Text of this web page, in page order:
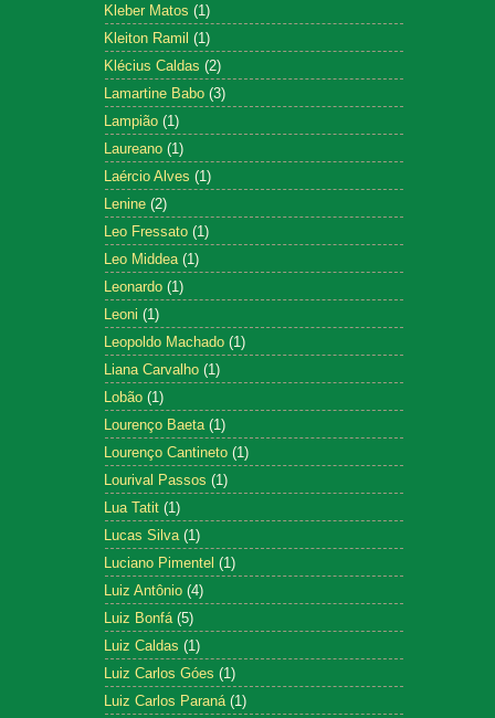
Kleber Matos (1)
Kleiton Ramil (1)
Klécius Caldas (2)
Lamartine Babo (3)
Lampião (1)
Laureano (1)
Laércio Alves (1)
Lenine (2)
Leo Fressato (1)
Leo Middea (1)
Leonardo (1)
Leoni (1)
Leopoldo Machado (1)
Liana Carvalho (1)
Lobão (1)
Lourenço Baeta (1)
Lourenço Cantineto (1)
Lourival Passos (1)
Lua Tatit (1)
Lucas Silva (1)
Luciano Pimentel (1)
Luiz Antônio (4)
Luiz Bonfá (5)
Luiz Caldas (1)
Luiz Carlos Góes (1)
Luiz Carlos Paraná (1)